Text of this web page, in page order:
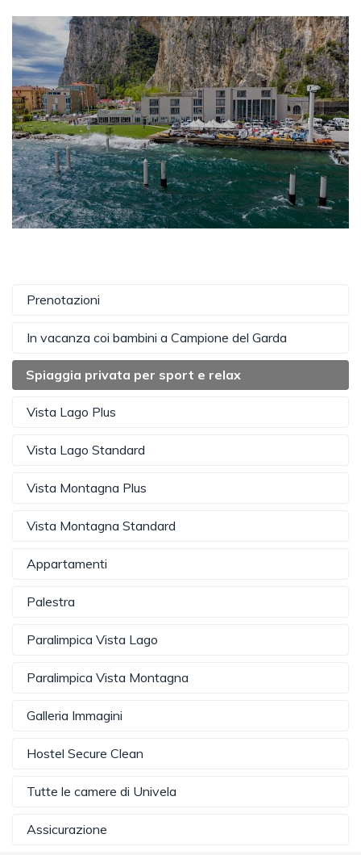
Prenotazioni
In vacanza coi bambini a Campione del Garda
Spiaggia privata per sport e relax
Vista Lago Plus
Vista Lago Standard
Vista Montagna Plus
Vista Montagna Standard
Appartamenti
Palestra
Paralimpica Vista Lago
Paralimpica Vista Montagna
Galleria Immagini
Hostel Secure Clean
Tutte le camere di Univela
Assicurazione